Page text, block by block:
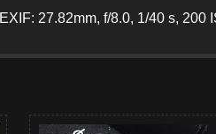
EXIF: 27.82mm, f/8.0, 1/40 s, 200